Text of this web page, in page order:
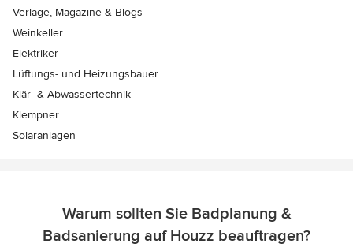
Verlage, Magazine & Blogs
Weinkeller
Elektriker
Lüftungs- und Heizungsbauer
Klär- & Abwassertechnik
Klempner
Solaranlagen
Warum sollten Sie Badplanung &
Badsanierung auf Houzz beauftragen?